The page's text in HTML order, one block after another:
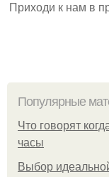
Приходи к нам в
Популярные
Что говорят
часы
Выбор